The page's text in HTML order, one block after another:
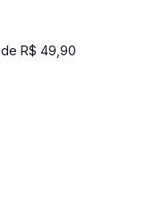
R$ 49,90